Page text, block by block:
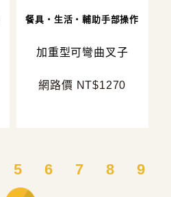
餐具・生活・輔助手部操作
加重型可彎曲叉子
網路價 NT$1270
5 6 7 8 9